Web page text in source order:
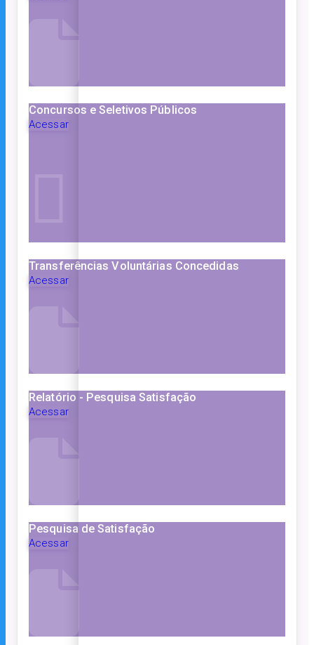
Concursos e Seletivos Públicos
Acessar
Transferências Voluntárias Concedidas
Acessar
Relatório - Pesquisa Satisfação
Acessar
Pesquisa de Satisfação
Acessar